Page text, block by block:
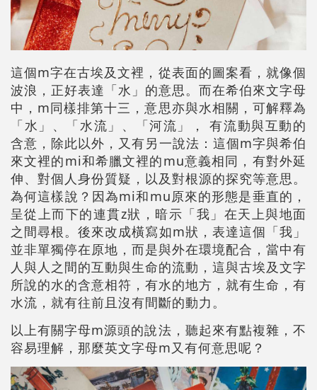
這個m字在古埃及文裡，從表面的圖案看，就像個
波浪，正好表達「水」的意思。而在希伯來文字母
中，m同樣排第十三，意思亦與水相關，可解釋為
「水」、「水流」、「河流」， 有流動與互動的
含意，除此以外，又有另一說法：這個m字與希伯
來文裡的mi和希臘文裡的mu意義相同，有對外延
伸、對個人身份質疑，以及對根源的探究等意思。
為何這樣說？因為mi和mu原來的形態是垂直的，
呈從上而下的連貫z狀，暗示「我」在天上與地面
之間尋根。後來改成橫寫如m狀，表達這個「我」
並非單獨停在原地，而是與外在環境配合，當中有
人與人之間的互動與生命的流動，這與古埃及文字
所說的水的含意相符，有水的地方，就有生命，有
水流，就有往前且沒有間斷的動力。
以上有關字母m源頭的說法，聽起來有點複雜，不
容易理解，那麼英文字母m又有何意思呢？